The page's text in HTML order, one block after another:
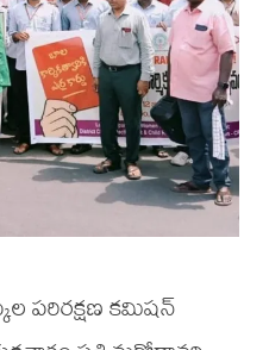
పరిరక్షణ కమిషన్